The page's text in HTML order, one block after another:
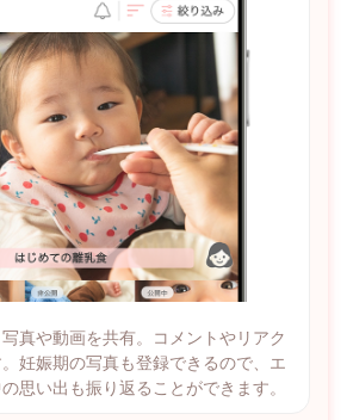
真や動画を共有。コメントやリアク
妊娠期の写真も登録できるので、エ
思い出も振り返ることができます。